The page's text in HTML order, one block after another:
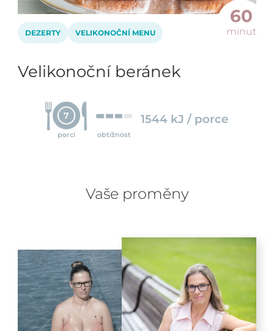
60
minut
DEZERTY VELIKONOČNÍ MENU
Velikonoční beránek
7
porcí obtížnost
1544 kJ / porce
Vaše proměny